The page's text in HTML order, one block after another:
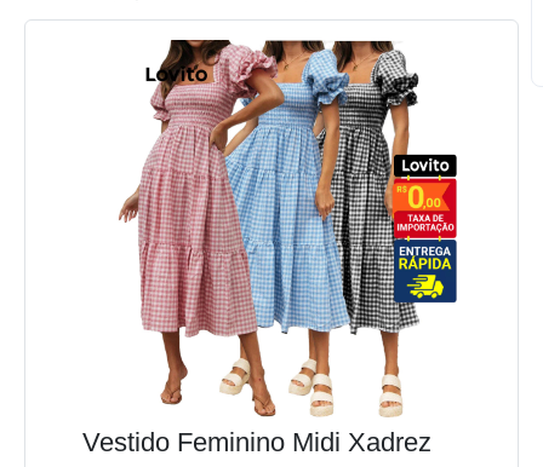
Vestido Feminino Midi Xadrez